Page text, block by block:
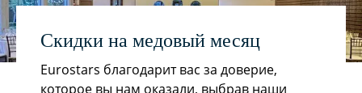
Скидки на медовый месяц
Eurostars благодарит вас за доверие,
которое вы нам оказали, выбрав наши